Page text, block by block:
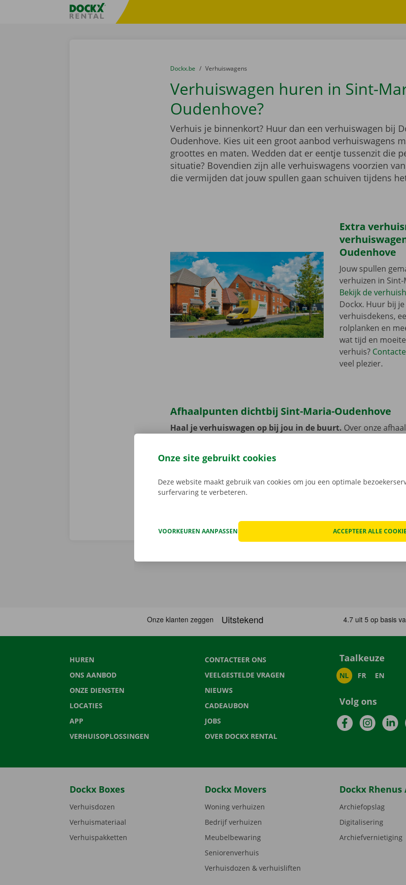
Taalselectie overslaanFratello DEMO
U bevindt zich hier:
van
Dockx.be naar
Verhuiswagens
Verhuiswagen huren in Sint-
Oudenhove?
Verhuis je binnenkort? Huur dan een verhuiswagen bij
Oudenhove. Kies uit een groot aanbod verhuiswagens
groottes en maten. Wedden dat er eentje tussenzit die
situatie? Bovendien zijn alle verhuiswagens voorzien
die vermijden dat jouw spullen gaan schuiven tijdens
Extra
Oudenhove
Jouw spullen
verhuizen in
Bekijk de
Dockx. Huur bij
verhuisdekens,
rolplanken en
wat tijd en
verhuis?
veel plezier.
Afhaalpunten dichtbij Sint-Maria-Oudenhove
Haal je verhuiswagen op bij jou in de buurt. Over onze
Pick-up Point tot je de verhuiswagen niet meer nodig hebt.
HUREN
ONS AANBOD
ONZE DIENSTEN
LOCATIES
APP
VERHUISOPLOSSINGEN
CONTACTEER ONS
VEELGESTELDE VRAGEN
NIEUWS
CADEAUBON
JOBS
OVER DOCKX RENTAL
Taalkeuze
NL FR EN
Volg ons
Facebook
Dockx Boxes
Verhuisdozen
Verhuismateriaal
Verhuispakketten
Dockx Movers
Woning verhuizen
Bedrijf verhuizen
Meubelbewaring
Seniorenverhuis
Verhuisdozen & verhuisliften
Dockx Rhenus
Archiefopslag
Digitalisering
Archiefvernietiging
Onze site gebruikt cookies
Deze website maakt gebruik van cookies om jou een optimale
surfervaring te verbeteren.
VOORKEUREN AANPASSEN ACCEPTEER ALLE